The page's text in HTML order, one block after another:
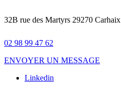
32B rue des Martyrs 29270 Carhaix
02 98 99 47 62
ENVOYER UN MESSAGE
Linkedin